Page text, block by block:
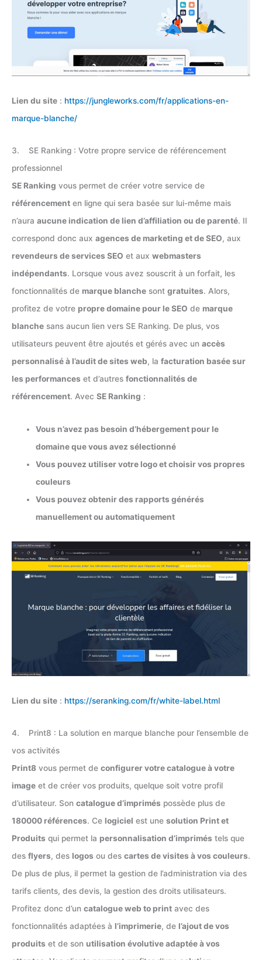
Lien du site : https://jungleworks.com/fr/applications-en-
marque-blanche/
3. SE Ranking : Votre propre service de référencement
professionnel
SE Ranking vous permet de créer votre service de
référencement en ligne qui sera basée sur lui-même mais
n’aura aucune indication de lien d’affiliation ou de parenté. Il
correspond donc aux agences de marketing et de SEO, aux
revendeurs de services SEO et aux webmasters
indépendants. Lorsque vous avez souscrit à un forfait, les
fonctionnalités de marque blanche sont gratuites. Alors,
profitez de votre propre domaine pour le SEO de marque
blanche sans aucun lien vers SE Ranking. De plus, vos
utilisateurs peuvent être ajoutés et gérés avec un accès
personnalisé à l’audit de sites web, la facturation basée sur
les performances et d’autres fonctionnalités de
référencement. Avec SE Ranking :
Vous n’avez pas besoin d’hébergement pour le
domaine que vous avez sélectionné
Vous pouvez utiliser votre logo et choisir vos propres
couleurs
Vous pouvez obtenir des rapports générés
manuellement ou automatiquement
Lien du site : https://seranking.com/fr/white-label.html
4. Print8 : La solution en marque blanche pour l’ensemble de
vos activités
Print8 vous permet de configurer votre catalogue à votre
image et de créer vos produits, quelque soit votre profil
d’utilisateur. Son catalogue d’imprimés possède plus de
180000 références. Ce logiciel est une solution Print et
Produits qui permet la personnalisation d’imprimés tels que
des flyers, des logos ou des cartes de visites à vos couleurs.
De plus de plus, il permet la gestion de l’administration via des
tarifs clients, des devis, la gestion des droits utilisateurs.
Profitez donc d’un catalogue web to print avec des
fonctionnalités adaptées à l’imprimerie, de l’ajout de vos
produits et de son utilisation évolutive adaptée à vos